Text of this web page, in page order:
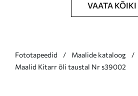
VAATA KÕIKI
Fototapeedid Maalide kataloog
Maalid Kitarr õli taustal Nr s39002